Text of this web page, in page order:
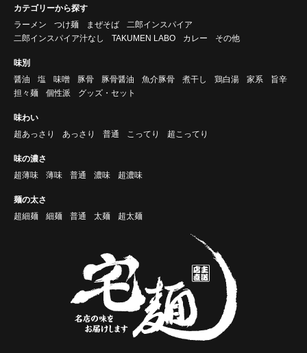
カテゴリーから探す
ラーメン
つけ麺 まぜそば
二郎インスパイア
二郎インスパイア汁なし
TAKUMEN LABO カレー その他
味別
醤油
塩 味噌 豚骨 豚骨醤油 魚介豚骨 煮干し 鶏白湯 家系
旨辛
担々麺
個性派 グッズ・セット
味わい
超あっさり
あっさり 普通 こってり 超こってり
味の濃さ
超薄味
薄味 普通 濃味 超濃味
麺の太さ
超細麺
細麺 普通 太麺 超太麺